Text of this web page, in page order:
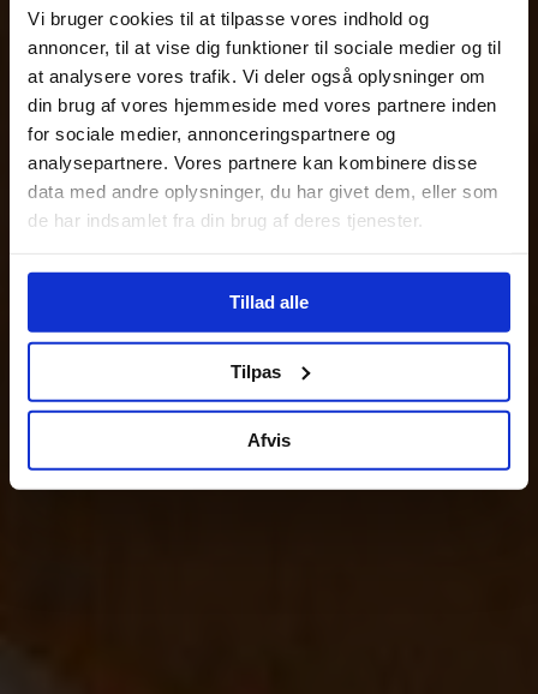
Vi bruger cookies til at tilpasse vores indhold og
annoncer, til at vise dig funktioner til sociale medier og til
at analysere vores trafik. Vi deler også oplysninger om
din brug af vores hjemmeside med vores partnere inden
for sociale medier, annonceringspartnere og
analysepartnere. Vores partnere kan kombinere disse
data med andre oplysninger, du har givet dem, eller som
de har indsamlet fra din brug af deres tjenester.
Tillad alle
Tilpas
Afvis